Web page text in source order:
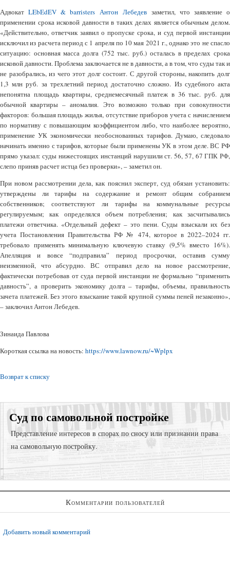
АдвокатLEbEdEV & barristers Антон Лебедевзаметил, что заявление о
применении срока исковой давности в таких делах является обычным делом.
«Действительно, ответчик заявил о пропуске срока, и суд первой инстанции
исключил из расчета период с 1 апреля по 10 мая 2021 г., однако это не спасло
ситуацию: основная масса долга (752 тыс. руб.) осталась в пределах срока
исковой давности. Проблема заключается не в давности, а в том, что суды так и
не разобрались, из чего этот долг состоит. С другой стороны, накопить долг
1,3 млн руб. за трехлетний период достаточно сложно. Из судебного акта
непонятна площадь квартиры, среднемесячный платеж в 36 тыс. руб. для
обычной квартиры – аномалия. Это возможно только при совокупности
факторов: большая площадь жилья, отсутствие приборов учета с начислением
по нормативу с повышающим коэффициентом либо, что наиболее вероятно,
применение УК экономически необоснованных тарифов. Думаю, следовало
начинать именно с тарифов, которые были применены УК в этом деле. ВС РФ
прямо указал: суды нижестоящих инстанций нарушили ст. 56, 57, 67 ГПК РФ,
слепо приняв расчет истца без проверки», – заметил он.
При новом рассмотрении дела, как пояснил эксперт, суд обязан установить:
утверждены ли тарифы на содержание и ремонт общим собранием
собственников; соответствуют ли тарифы на коммунальные ресурсы
регулируемым; как определялся объем потребления; как засчитывались
платежи ответчика. «Отдельный дефект – это пени. Суды взыскали их без
учета Постановления Правительства РФ № 474, которое в 2022–2024 гг.
требовало применять минимальную ключевую ставку (9,5% вместо 16%).
Апелляция и вовсе “подправила” период просрочки, оставив сумму
неизменной, что абсурдно. ВС отправил дело на новое рассмотрение,
фактически потребовав от суда первой инстанции не формально “применить
давность”, а проверить экономику долга – тарифы, объемы, правильность
зачета платежей. Без этого взыскание такой крупной суммы пеней незаконно»,
– заключил Антон Лебедев.
Зинаида Павлова
Короткая ссылка на новость: https://www.lawnow.ru/~Wplpx
Возврат к списку
Суд по самовольной постройке
Представление интересов в спорах по сносу или признании права
на самовольную постройку.
Представление интересов в судах общей юрисдикции;
Представление интересов в арбитражном суде;
Комментарии пользователей
Добавить новый комментарий